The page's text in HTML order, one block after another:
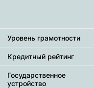
Уровень грамотности
Кредитный рейтинг
Государственное
устройство